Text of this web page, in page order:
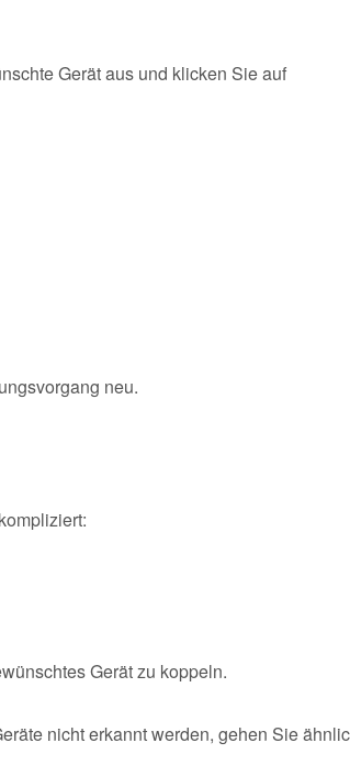
Gerät aus und klicken Sie auf
neu.
Gerät zu koppeln.
nicht erkannt werden, gehen Sie